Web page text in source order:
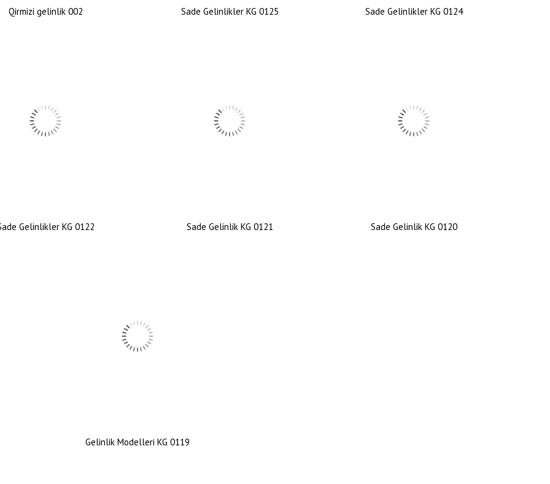
Qirmizi gelinlik 002 Sade Gelinlikler KG 0125 Sade Gelinlikler KG 0124
Gelinlikler KG 0122 Sade Gelinlik KG 0121 Sade Gelinlik KG 0120
Gelinlik Modelleri KG 0119